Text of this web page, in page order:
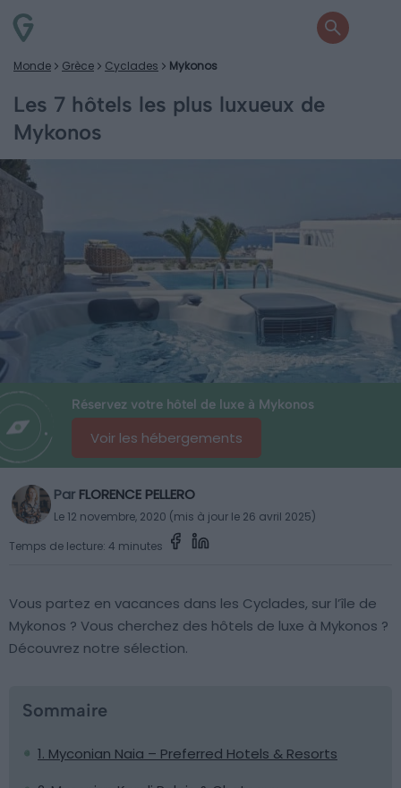
Monde Grèce Cyclades Mykonos
Les 7 hôtels les plus luxueux de
Mykonos
Réservez votre hôtel de luxe à Mykonos
Voir les hébergements
Par FLORENCE PELLERO
Le 12 novembre, 2020 (mis à jour le 26 avril 2025)
Temps de lecture: 4 minutes
Vous partez en vacances dans les Cyclades, sur l’île de
Mykonos ? Vous cherchez des hôtels de luxe à Mykonos ?
Découvrez notre sélection.
Sommaire
1. Myconian Naia – Preferred Hotels & Resorts